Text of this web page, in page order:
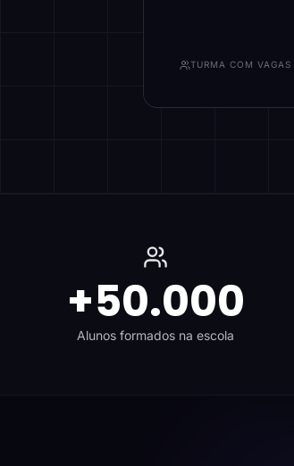
TURMA COM
+50.000
Alunos formados na escola